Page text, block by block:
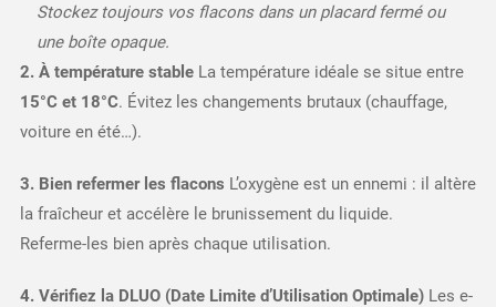
Stockez toujours vos flacons dans un placard fermé ou
une boîte opaque.
2. À température stableLa température idéale se situe entre
15°C et 18°C. Évitez les changements brutaux (chauffage,
voiture en été…).
3. Bien refermer les flacons L’oxygène est un ennemi : il altère
la fraîcheur et accélère le brunissement du liquide.
Referme-les bien après chaque utilisation.
4. Vérifiez la DLUO (Date Limite d’Utilisation Optimale)Les e-